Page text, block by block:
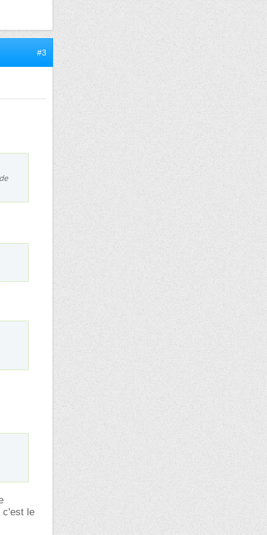
#3
c'est le